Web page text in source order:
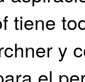
tiene
y